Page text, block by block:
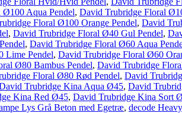
Aqua Pendel, David Trubridge Floral
Floral Ø100 Orange Pendel, David
, David Trubridge Floral Ø40 Gul Pendel,
, David Trubridge Floral Ø60 Aqua
Lime Pendel, David Trubridge Floral Ø60
Ø80 Bambus Pendel, David Trubridge
Floral Ø80 Rød Pendel, David
Trubridge Kina Aqua Ø45, David
Kina Red Ø45, David Trubridge Kina Sort
Lys Grå Beton med Egetræ, decode